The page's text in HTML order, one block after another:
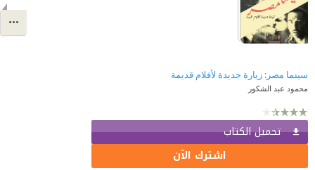
سينما مصر: زيارة جديدة لأفلام قديمة
محمود عبد الشكور
تحميل الكتاب
اشترك الآن